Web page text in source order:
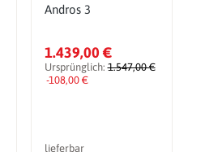
Andros 3
1.439,00 €
Ursprünglich:1.547,00 €
-108,00 €
lieferbar